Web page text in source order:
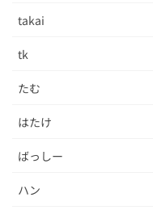
takai
tk
たむ
はたけ
ばっしー
ハン